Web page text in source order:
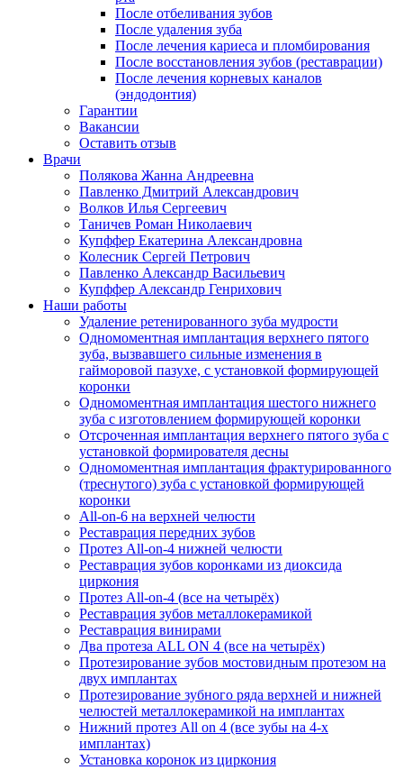
После отбеливания зубов
После удаления зуба
После лечения кариеса и пломбирования
После восстановления зубов (реставрации)
После лечения корневых каналов
(эндодонтия)
Гарантии
Вакансии
Оставить отзыв
Врачи
Полякова Жанна Андреевна
Павленко Дмитрий Александрович
Волков Илья Сергеевич
Таничев Роман Николаевич
Купффер Екатерина Александровна
Колесник Сергей Петрович
Павленко Александр Васильевич
Купффер Александр Генрихович
Наши работы
Удаление ретенированного зуба мудрости
Одномоментная имплантация верхнего пятого
зуба, вызвавшего сильные изменения в
гайморовой пазухе, с установкой формирующей
коронки
Одномоментная имплантация шестого нижнего
зуба c изготовлением формирующей коронки
Отсроченная имплантация верхнего пятого зуба с
установкой формирователя десны
Одномоментная имплантация фрактурированного
(треснутого) зуба с установкой формирующей
коронки
All-on-6 на верхней челюсти
Реставрация передних зубов
Протез All-on-4 нижней челюсти
Реставрация зубов коронками из диоксида
циркония
Протез All-on-4 (все на четырёх)
Реставрация зубов металлокерамикой
Реставрация винирами
Два протеза ALL ON 4 (все на четырёх)
Протезирование зубов мостовидным протезом на
двух имплантах
Протезирование зубного ряда верхней и нижней
челюстей металлокерамикой на имплантах
Нижний протез All on 4 (все зубы на 4-х
имплантах)
Установка коронок из циркония